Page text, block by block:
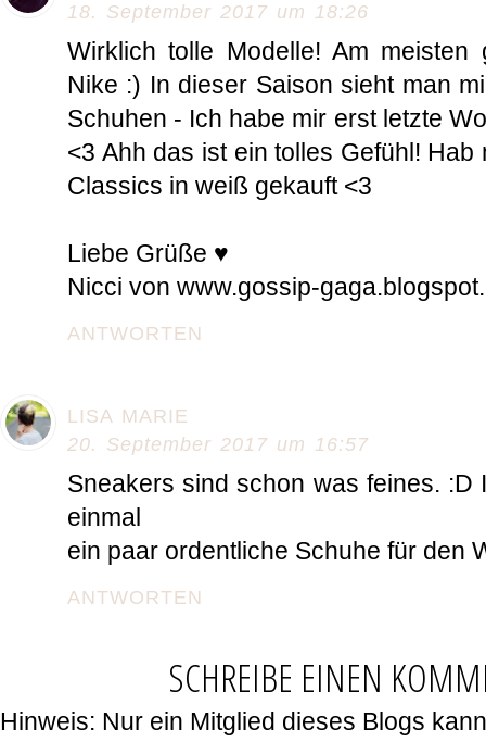
18. September 2017 um 18:26
Wirklich tolle Modelle! Am
Nike :) In dieser Saison sieht man
Schuhen - Ich habe mir erst letzte
<3 Ahh das ist ein tolles Gefühl!
Classics in weiß gekauft <3
Liebe Grüße ♥
Nicci von www.gossip-
ANTWORTEN
LISA MARIE
20. September 2017 um 16:57
Sneakers sind schon was feines.
einmal
ein paar ordentliche Schuhe für den
ANTWORTEN
SCHREIBE EINEN
Hinweis: Nur ein Mitglied dieses Blogs